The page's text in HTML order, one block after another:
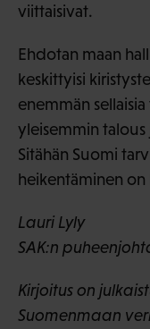
viittaisivat.
Ehdotan maan
keskittyisi
enemmän
yleisemmin talous
Sitähän Suomi
heikentäminen on
Lauri Lyly
SAK:n
Kirjoitus on
Suomenmaan